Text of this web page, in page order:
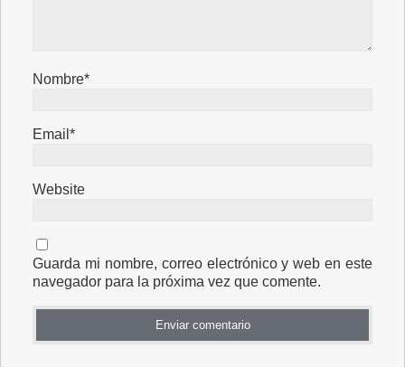
Nombre*
Email*
Website
Guarda mi nombre, correo electrónico y web en este
navegador para la próxima vez que comente.